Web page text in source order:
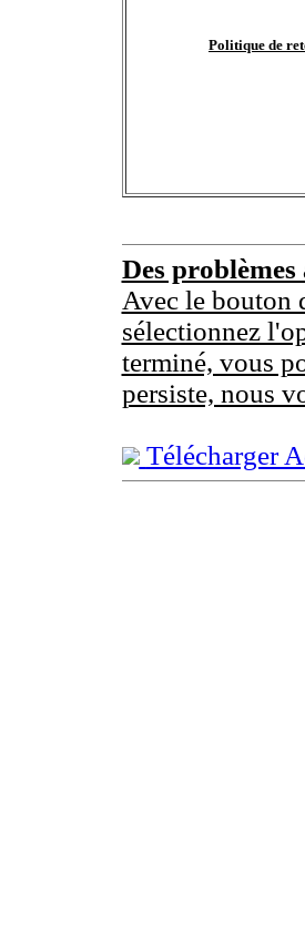
Politique de
Des
Avec le bouton
sélectionnez
terminé, vous
persiste, nous
Télécharger